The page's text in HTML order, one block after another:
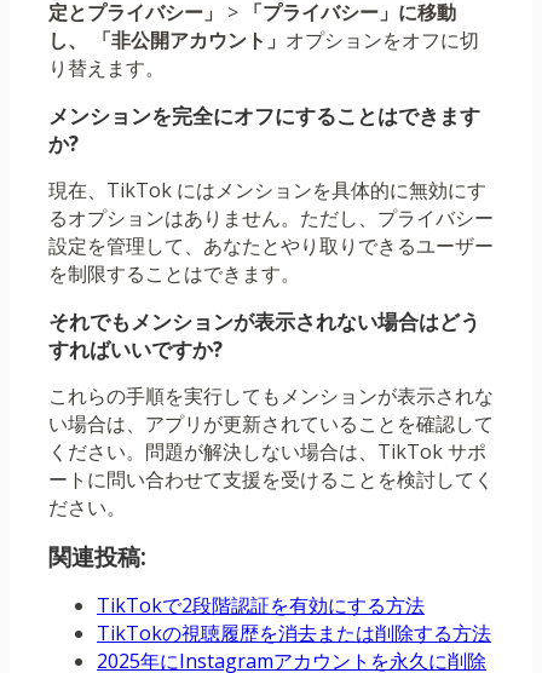
定とプライバシー」
> 「プライバシー」に移動
し、
「非公開アカウント」 オプションをオフに切
り替えます。
メンションを完全にオフにすることはできます
か?
現在、TikTok にはメンションを具体的に無効にす
るオプションはありません。ただし、プライバシー
設定を管理して、あなたとやり取りできるユーザー
を制限することはできます。
それでもメンションが表示されない場合はどう
すればいいですか?
これらの手順を実行してもメンションが表示されな
い場合は、アプリが更新されていることを確認して
ください。問題が解決しない場合は、TikTok サポ
ートに問い合わせて支援を受けることを検討してく
ださい。
関連投稿:
TikTokで2段階認証を有効にする方法
TikTokの視聴履歴を消去または削除する方法
2025年にInstagramアカウントを永久に削除